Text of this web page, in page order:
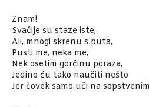
Znam!
Svačije su staze iste,
Ali, mnogi skrenu s puta,
Pusti me, neka me,
Nek osetim gorčinu poraza,
Jedino ću tako naučiti nešto
Jer čovek samo uči na